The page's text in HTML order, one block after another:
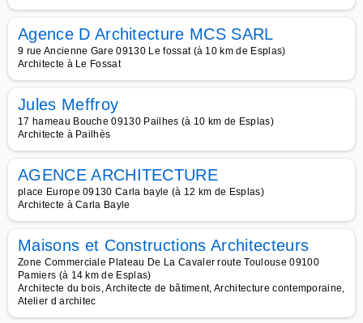
Agence D Architecture MCS SARL
9 rue Ancienne Gare 09130 Le fossat (à 10 km de Esplas)
Architecte à Le Fossat
Jules Meffroy
17 hameau Bouche 09130 Pailhes (à 10 km de Esplas)
Architecte à Pailhès
AGENCE ARCHITECTURE
place Europe 09130 Carla bayle (à 12 km de Esplas)
Architecte à Carla Bayle
Maisons et Constructions Architecteurs
Zone Commerciale Plateau De La Cavaler route Toulouse 09100
Pamiers (à 14 km de Esplas)
Architecte du bois, Architecte de bâtiment, Architecture contemporaine,
Atelier d architec